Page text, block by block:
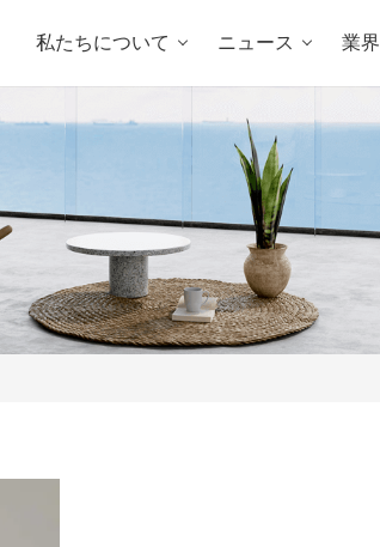
私たちについて ニュース 業界